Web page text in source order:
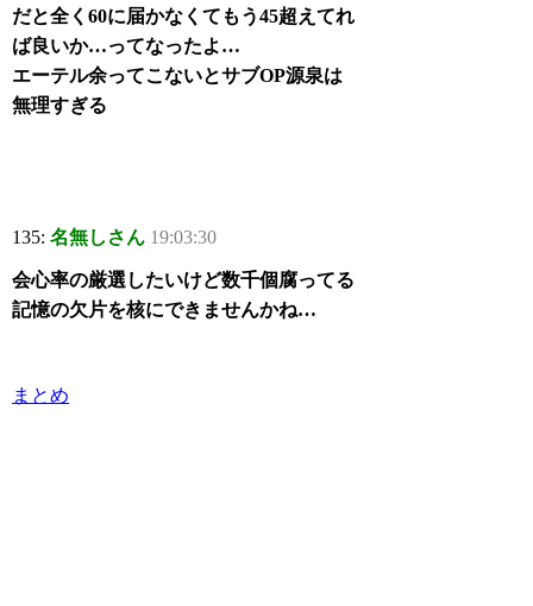
だと全く60に届かなくてもう45超えてれ
ば良いか…ってなったよ…
エーテル余ってこないとサブOP源泉は
無理すぎる
135:名無しさん 19:03:30
会心率の厳選したいけど数千個腐ってる
記憶の欠片を核にできませんかね…
まとめ